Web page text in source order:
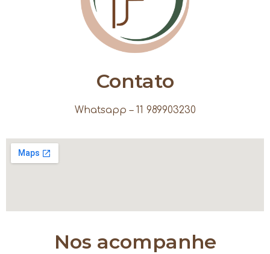
Contato
Whatsapp – 11 989903230
Nos acompanhe